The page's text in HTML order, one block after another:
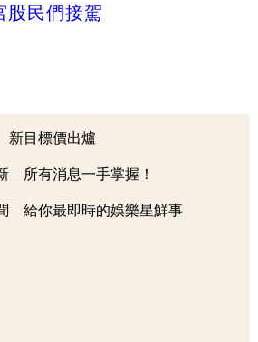
股民們接駕
目標價出爐
所有消息一手掌握！
給你最即時的娛樂星鮮事